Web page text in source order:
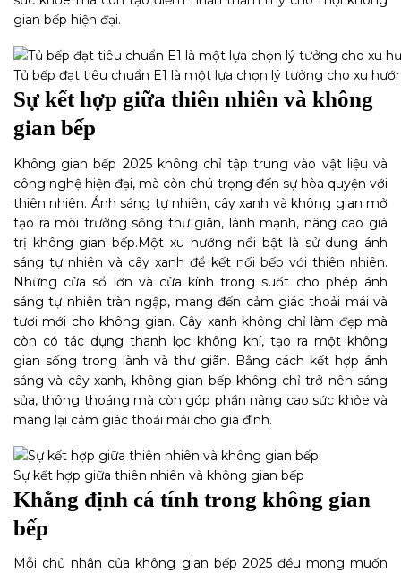
gian bếp hiện đại.
Tủ bếp đạt tiêu chuẩn E1 là một lựa chọn lý tưởng cho xu
Sự kết hợp giữa thiên nhiên và không
gian bếp
Không gian bếp 2025 không chỉ tập trung vào vật liệu và
công nghệ hiện đại, mà còn chú trọng đến sự hòa quyện với
thiên nhiên. Ánh sáng tự nhiên, cây xanh và không gian mở
tạo ra môi trường sống thư giãn, lành mạnh, nâng cao giá
trị không gian bếp.Một xu hướng nổi bật là sử dụng ánh
sáng tự nhiên và cây xanh để kết nối bếp với thiên nhiên.
Những cửa sổ lớn và cửa kính trong suốt cho phép ánh
sáng tự nhiên tràn ngập, mang đến cảm giác thoải mái và
tươi mới cho không gian. Cây xanh không chỉ làm đẹp mà
còn có tác dụng thanh lọc không khí, tạo ra một không
gian sống trong lành và thư giãn. Bằng cách kết hợp ánh
sáng và cây xanh, không gian bếp không chỉ trở nên sáng
sủa, thông thoáng mà còn góp phần nâng cao sức khỏe và
mang lại cảm giác thoải mái cho gia đình.
Sự kết hợp giữa thiên nhiên và không gian bếp
Khẳng định cá tính trong không gian
bếp
Mỗi chủ nhân của không gian bếp 2025 đều mong muốn